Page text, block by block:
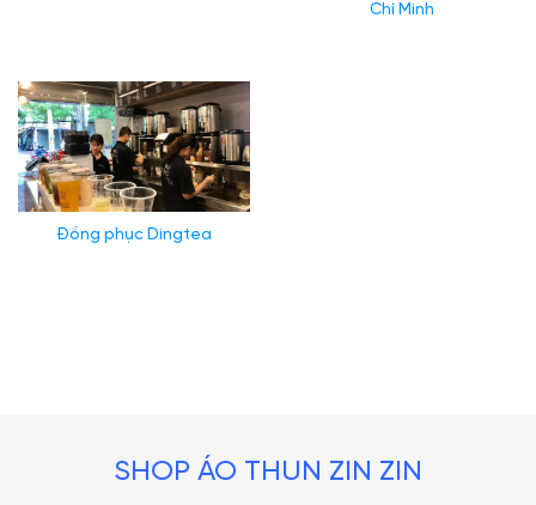
Chí Minh
Đồng phục Dingtea
SHOP ÁO THUN ZIN ZIN